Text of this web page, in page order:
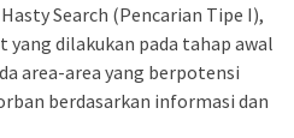
Search (Pencarian Tipe I),
dilakukan pada tahap awal
area-area yang berpotensi
berdasarkan informasi dan